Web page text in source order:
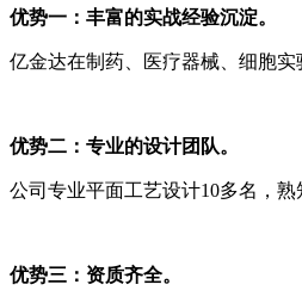
优势一：丰富的实战经验沉淀。
亿金达在制药、医疗器械、细胞
优势二：专业的设计团队。
公司专业平面工艺设计10多名，
优势三：资质齐全。